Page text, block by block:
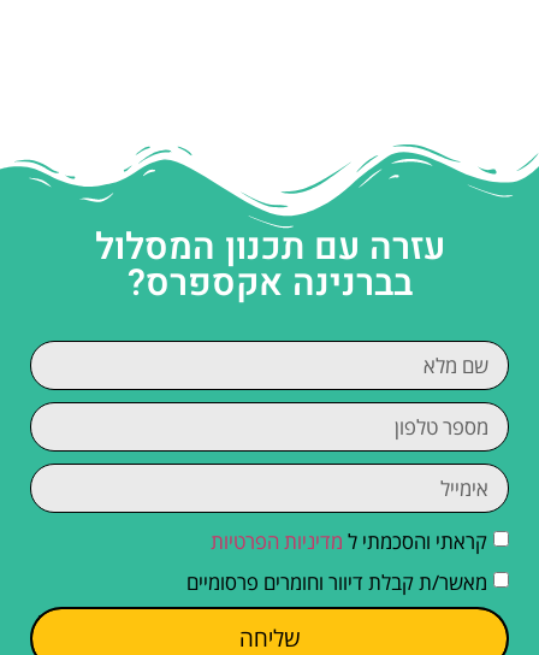
עזרה עם תכנון המסלול
בברנינה אקספרס?
קראתי והסכמתי ל מדיניות הפרטיות
מאשר/ת קבלת דיוור וחומרים פרסומיים
שליחה